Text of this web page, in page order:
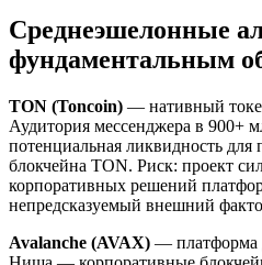
Среднеэшелонные
фундаментальным
TON (Toncoin) — нативный
Аудитория мессенджера в 900+
потенциальная ликвидность
блокчейна TON. Риск: проект
корпоративных решений
непредсказуемый внешний
Avalanche (AVAX) — платформа